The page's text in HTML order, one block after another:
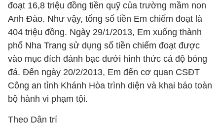
đoạt 16,8 triệu đồng tiền quỹ của trường mầm non
Anh Đào. Như vậy, tổng số tiền Em chiếm đoạt là
404 triệu đồng. Ngày 29/1/2013, Em xuống thành
phố Nha Trang sử dụng số tiền chiếm đoạt được
vào mục đích đánh bạc dưới hình thức cá độ bóng
đá. Đến ngày 20/2/2013, Em đến cơ quan CSĐT
Công an tỉnh Khánh Hòa trình diện và khai báo toàn
bộ hành vi phạm tội.
Theo Dân trí